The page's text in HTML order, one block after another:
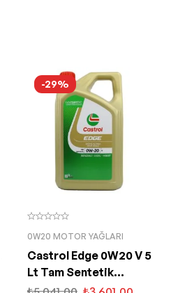
-29%
0W20 MOTOR YAĞLARI
Castrol Edge 0W20 V 5
Lt Tam Sentetik
Partiküllü Motor Yağı